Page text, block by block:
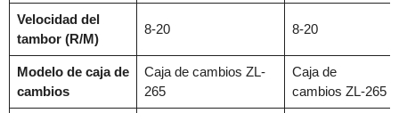
Velocidad del
tambor (R/M)
8-20 8-20
Modelo de caja de
cambios
Caja de cambios ZL-
265
Caja de
cambios ZL-265